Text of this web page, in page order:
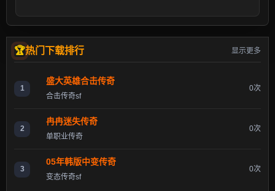
热门下载排行 显示更多
1
盛大英雄合击传奇
合击传奇sf
0次
2
冉冉迷失传奇
单职业传奇
0次
3
05年韩版中变传奇
变态传奇sf
0次